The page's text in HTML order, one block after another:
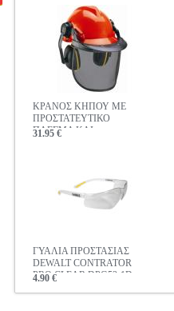
ΚΡΑΝΟΣ ΚΗΠΟΥ ΜΕ
ΠΡΟΣΤΑΤΕΥΤΙΚΟ
ΠΛΕΓΜΑ ΚΑΙ
31.95 €
ΓΥΑΛΙΑ ΠΡΟΣΤΑΣΙΑΣ
DEWALT CONTRATOR
PRO CLEAR DPG52-1D
4.90 €